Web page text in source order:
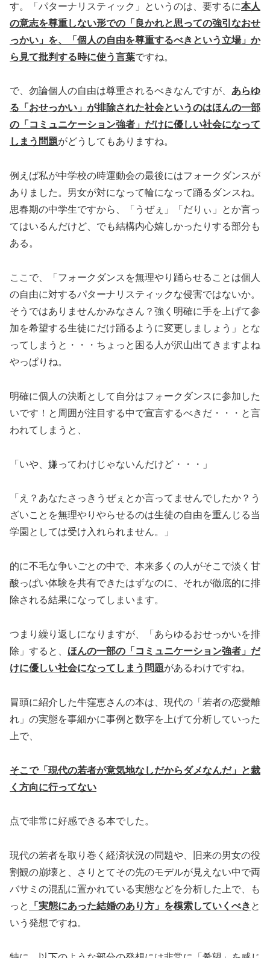
す。「パターナリスティック」というのは、要するに本人
の意志を尊重しない形での「良かれと思っての強引なおせ
っかい」を、「個人の自由を尊重するべきという立場」か
ら見て批判する時に使う言葉ですね。
で、勿論個人の自由は尊重されるべきなんですが、 あらゆ
る「おせっかい」が排除された社会というのはほんの一部
の「コミュニケーション強者」だけに優しい社会になって
しまう問題がどうしてもありますね。
例えば私が中学校の時運動会の最後にはフォークダンスが
ありました。男女が対になって輪になって踊るダンスね。
思春期の中学生ですから、「うぜぇ」「だりぃ」とか言っ
てはいるんだけど、でも結構内心嬉しかったりする部分も
ある。
ここで、「フォークダンスを無理やり踊らせることは個人
の自由に対するパターナリスティックな侵害ではないか。
そうではありませんかみなさん？強く明確に手を上げて参
加を希望する生徒にだけ踊るように変更しましょう」とな
ってしまうと・・・ちょっと困る人が沢山出てきますよね
やっぱりね。
明確に個人の決断として自分はフォークダンスに参加した
いです！と周囲が注目する中で宣言するべきだ・・・と言
われてしまうと、
「いや、嫌ってわけじゃないんだけど・・・」
「え？あなたさっきうぜぇとか言ってませんでしたか？う
ざいことを無理やりやらせるのは生徒の自由を重んじる当
学園としては受け入れられません。」
的に不毛な争いごとの中で、本来多くの人がそこで淡く甘
酸っぱい体験を共有できたはずなのに、それが徹底的に排
除される結果になってしまいます。
つまり繰り返しになりますが、「あらゆるおせっかいを排
除」すると、 ほんの一部の「コミュニケーション強者」だ
けに優しい社会になってしまう問題があるわけですね。
冒頭に紹介した牛窪恵さんの本は、現代の「若者の恋愛離
れ」の実態を事細かに事例と数字を上げて分析していった
上で、
そこで「現代の若者が意気地なしだからダメなんだ」と裁
く方向に行ってない
点で非常に好感できる本でした。
現代の若者を取り巻く経済状況の問題や、旧来の男女の役
割観の崩壊と、さりとてその先のモデルが見えない中で両
バサミの混乱に置かれている実態などを分析した上で、も
っと
「実態にあった結婚のあり方」を模索していくべき と
いう発想ですね。